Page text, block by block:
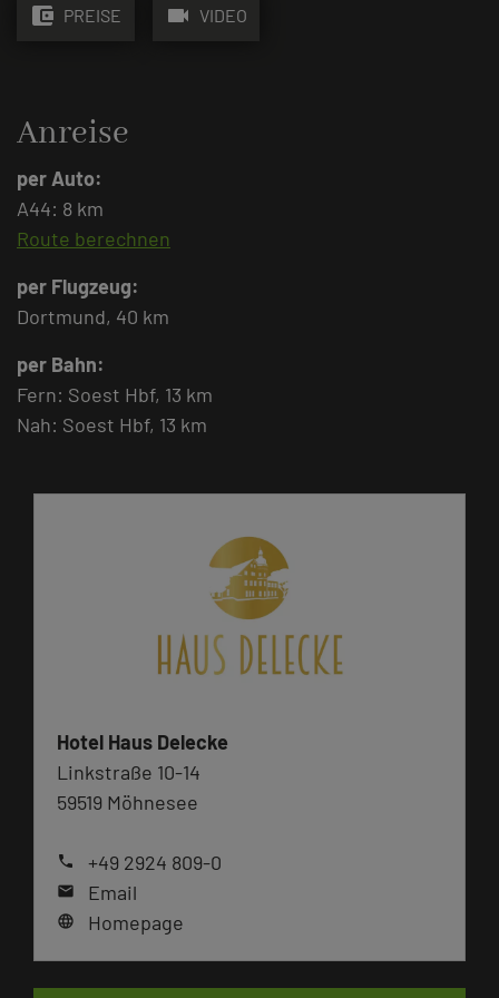
account_balance_wallet PREISE videocam VIDEO
Anreise
per Auto:
A44: 8 km
Route berechnen
per Flugzeug:
Dortmund, 40 km
per Bahn:
Fern: Soest Hbf, 13 km
Nah: Soest Hbf, 13 km
Hotel Haus Delecke
Linkstraße 10-14
59519 Möhnesee
phone +49 2924 809-0
mail Email
language Homepage